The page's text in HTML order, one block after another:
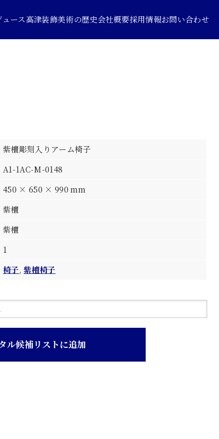
ース高津装飾美術の歴史会社概要採用情報お問い合わせ
紫檀彫刻入りアーム椅子
A1-1AC-M-0148
450 × 650 × 990 mm
紫檀
紫檀
1
椅子,紫檀椅子
ル候補リストに追加